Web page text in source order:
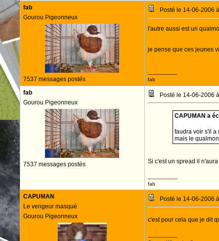
fab
Gourou Pigeonneux
7537 messages postés
Posté le 14-06-2006
l'autre aussi est un
je pense que ces jeunes
--------------------
fab
fab
Gourou Pigeonneux
7537 messages postés
Posté le 14-06-2006
CAPUMAN a
faudra voir s'il a
mais le
Si c'est un spread il
--------------------
fab
CAPUMAN
Le vengeur masqué
Gourou Pigeonneux
Posté le 14-06-2006
c'est pour cela que je dit
--------------------